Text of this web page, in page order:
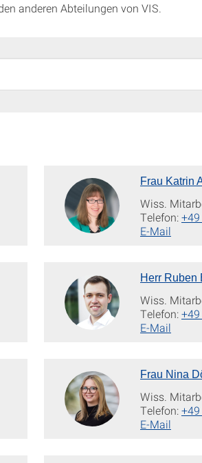
anderen Abteilungen von VIS.
Frau Katrin
Wiss.
Telefon:
E-Mail
Herr Ruben
Wiss.
Telefon:
E-Mail
Frau Nina
Wiss.
Telefon:
E-Mail